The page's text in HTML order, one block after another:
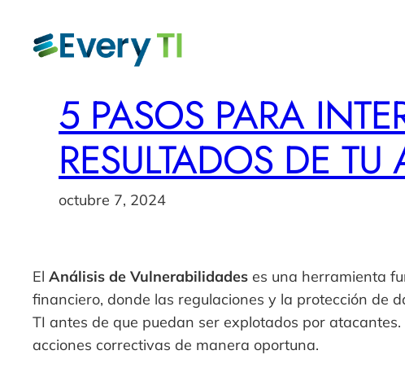
contenido
5 PASOS PARA
RESULTADOS DE
octubre 7, 2024
El Análisis de Vulnerabilidades es una herramienta
financiero, donde las regulaciones y la protección de
TI antes de que puedan ser explotados por
acciones correctivas de manera oportuna.